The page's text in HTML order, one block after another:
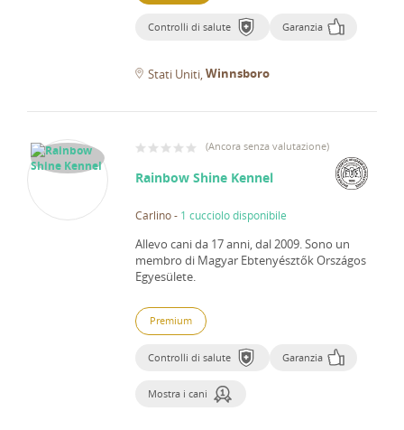
Controlli di salute Garanzia
Stati Uniti Winnsboro
(Ancora senza valutazione)
Rainbow Shine Kennel
Carlino- 1 cucciolo disponibile
Allevo cani da 17 anni, dal 2009.Sono un
membro di Magyar Ebtenyésztők Országos
Egyesülete.
Premium
Controlli di salute Garanzia
Mostra i cani